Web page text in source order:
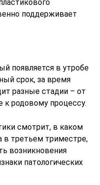
поддерживает
появляется в утробе
срок, за время
разные стадии – от
к родовому процессу.
смотрит, в каком
в третьем триместре,
возникновения
патологических